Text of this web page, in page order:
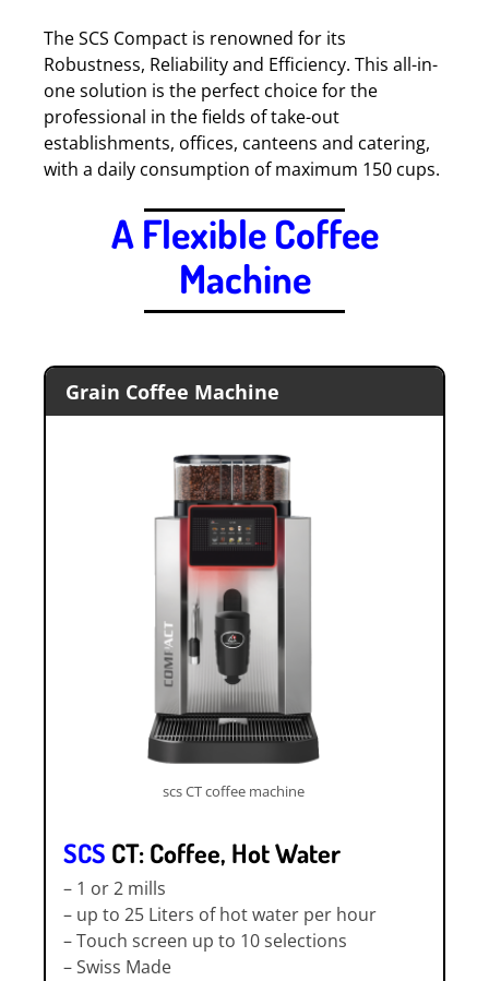
The SCS Compact is renowned for its
Robustness, Reliability and Efficiency. This all-in-
one solution is the perfect choice for the
professional in the fields of take-out
establishments, offices, canteens and catering,
with a daily consumption of maximum 150 cups.
A Flexible Coffee
Machine
Grain Coffee Machine
scs CT coffee machine
SCS CT: Coffee, Hot Water
– 1 or 2 mills
– up to 25 Liters of hot water per hour
– Touch screen up to 10 selections
– Swiss Made